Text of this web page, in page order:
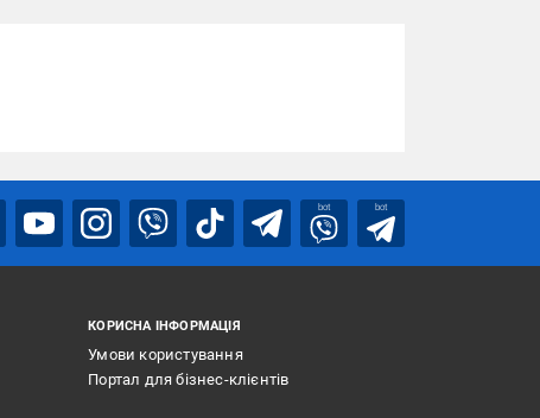
bot bot
КОРИСНА ІНФОРМАЦІЯ
Умови користування
Портал для бізнес-клієнтів